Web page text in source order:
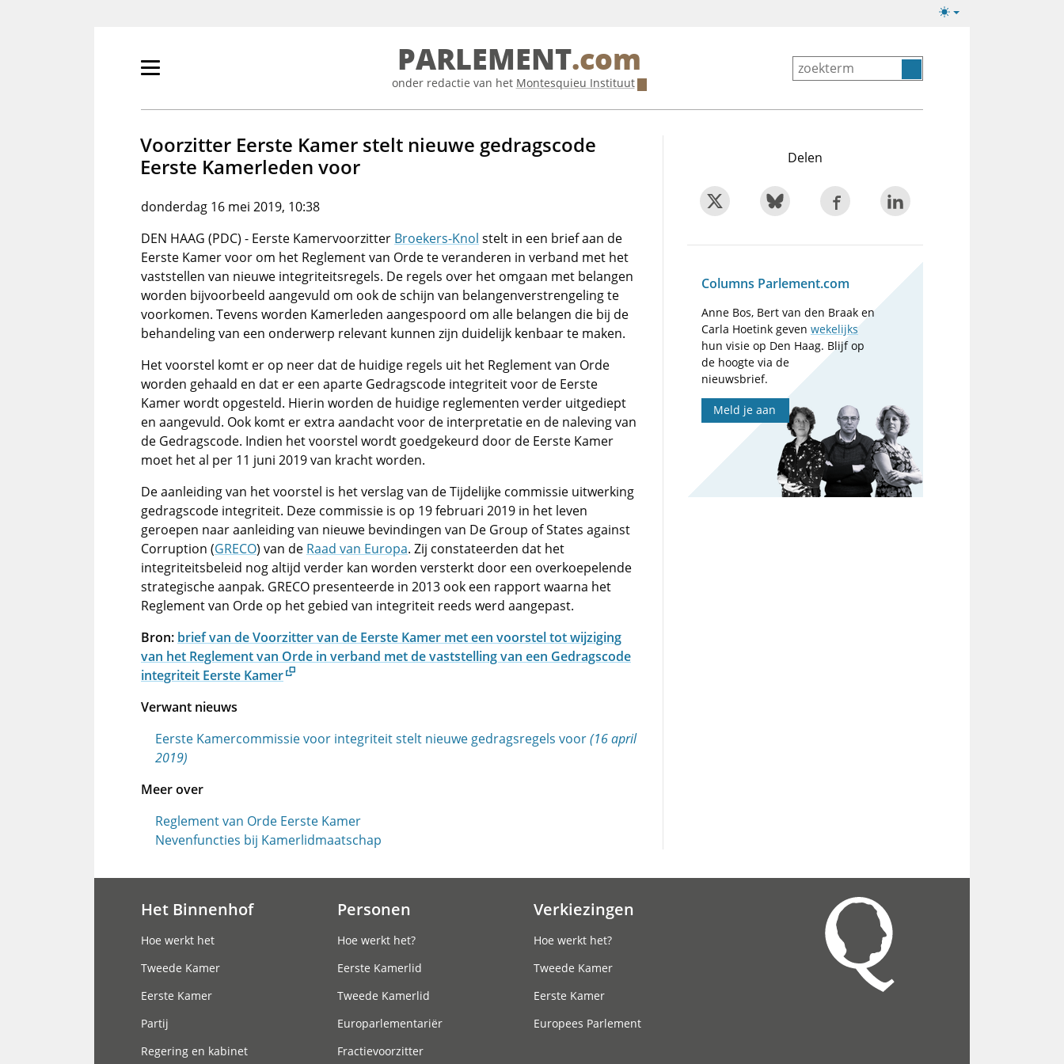
Lichte/donkere
Primair
tonen/verbergen
PARLEMENT.com
onder redactie van het Montesquieu Instituut
Voorzitter Eerste Kamer stelt nieuwe gedragscode
Eerste Kamerleden voor
donderdag 16 mei 2019, 10:38
DEN HAAG (PDC) - Eerste Kamervoorzitter Broekers-Knol stelt in een brief aan de
Eerste Kamer voor om het Reglement van Orde te veranderen in verband met het
vaststellen van nieuwe integriteitsregels. De regels over het omgaan met belangen
worden bijvoorbeeld aangevuld om ook de schijn van belangenverstrengeling te
voorkomen. Tevens worden Kamerleden aangespoord om alle belangen die bij de
behandeling van een onderwerp relevant kunnen zijn duidelijk kenbaar te maken.
Het voorstel komt er op neer dat de huidige regels uit het Reglement van Orde
worden gehaald en dat er een aparte Gedragscode integriteit voor de Eerste
Kamer wordt opgesteld. Hierin worden de huidige reglementen verder uitgediept
en aangevuld. Ook komt er extra aandacht voor de interpretatie en de naleving van
de Gedragscode. Indien het voorstel wordt goedgekeurd door de Eerste Kamer
moet het al per 11 juni 2019 van kracht worden.
De aanleiding van het voorstel is het verslag van de Tijdelijke commissie uitwerking
gedragscode integriteit. Deze commissie is op 19 februari 2019 in het leven
geroepen naar aanleiding van nieuwe bevindingen van De Group of States against
Corruption (GRECO) van de Raad van Europa. Zij constateerden dat het
integriteitsbeleid nog altijd verder kan worden versterkt door een overkoepelende
strategische aanpak. GRECO presenteerde in 2013 ook een rapport waarna het
Reglement van Orde op het gebied van integriteit reeds werd aangepast.
Bron: brief van de Voorzitter van de Eerste Kamer met een voorstel tot wijziging
van het Reglement van Orde in verband met de vaststelling van een Gedragscode
integriteit Eerste Kamer
Verwant nieuws
Eerste Kamercommissie voor integriteit stelt nieuwe gedragsregels voor(16 april
2019)
Meer over
Reglement van Orde Eerste Kamer
Nevenfuncties bij Kamerlidmaatschap
Delen
Columns Parlement.com
Anne Bos, Bert van den Braak en
Carla Hoetink gevenwekelijks
hun visie op Den Haag. Blijf op
de hoogte via de
nieuwsbrief.
Meld je aan
Het Binnenhof
Hoe werkt het
Tweede Kamer
Eerste Kamer
Partij
Regering en kabinet
Personen
Hoe werkt het?
Eerste Kamerlid
Tweede Kamerlid
Europarlementariër
Fractievoorzitter
Verkiezingen
Hoe werkt het?
Tweede Kamer
Eerste Kamer
Europees Parlement